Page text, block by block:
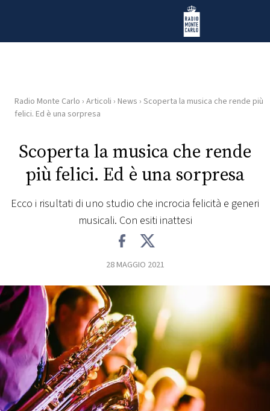
Radio Monte Carlo
HOME
RADIO
WEB
RADIO
FOTO
CONCORSI
EVENTI
VIDEO
Radio Monte Carlo › Articoli › News › Scoperta la musica che rende più
felici. Ed è una sorpresa
Scoperta la musica che rende
più felici. Ed è una sorpresa
Ecco i risultati di uno studio che incrocia felicità e generi
musicali. Con esiti inattesi
28 MAGGIO 2021